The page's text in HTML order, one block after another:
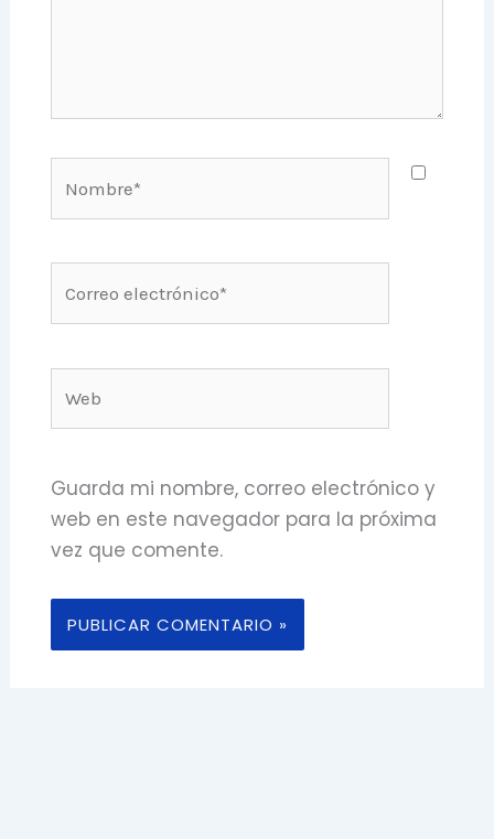
electrónico*
Guarda mi nombre, correo electrónico y
web en este navegador para la próxima
vez que comente.